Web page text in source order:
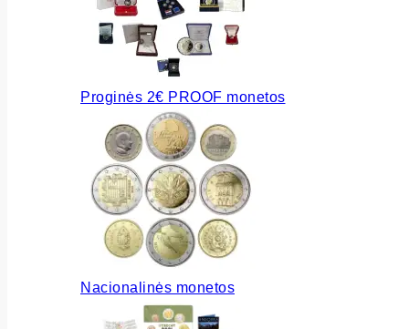
Proginės 2€ PROOF monetos
Nacionalinės monetos